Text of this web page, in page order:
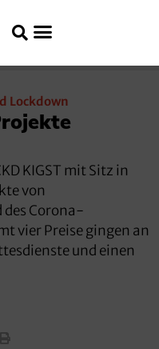
Lockdown
KIGST mit Sitz in
von
Corona-
vier Preise gingen an
und einen